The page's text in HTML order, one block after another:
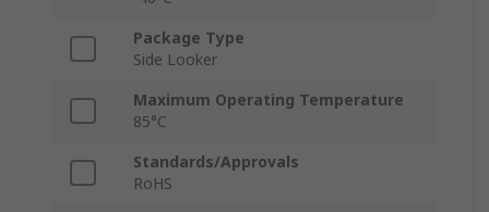
Package Type
Side Looker
Maximum Operating Temperature
85°C
Standards/Approvals
RoHS